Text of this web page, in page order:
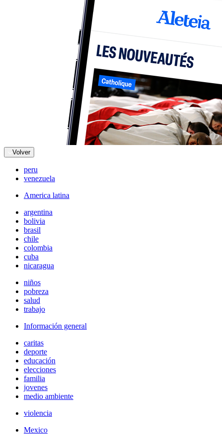
Volver
peru
venezuela
America latina
argentina
bolivia
brasil
chile
colombia
cuba
nicaragua
niños
pobreza
salud
trabajo
Información general
caritas
deporte
educación
elecciones
familia
jovenes
medio ambiente
violencia
Mexico